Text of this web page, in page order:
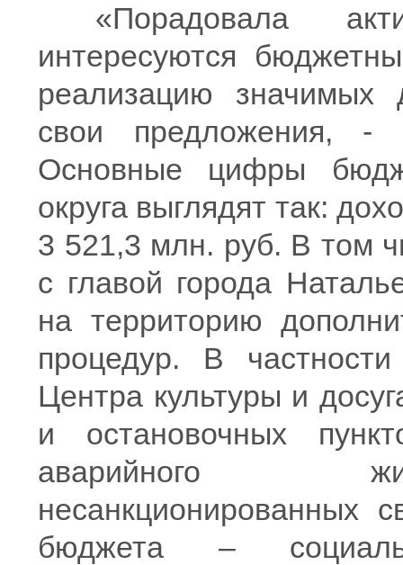
«Порадовала
интересуются
реализацию значимых
свои предложения,
Основные цифры
округа выглядят так:
3 521,3 млн. руб. В том
с главой города
на территорию
процедур. В
Центра культуры и
и остановочных
аварийного
несанкционированных
бюджета –